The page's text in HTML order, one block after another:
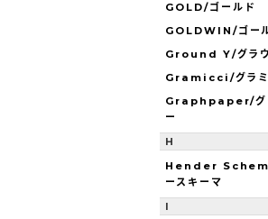
GOLD/ゴールド
GOLDWIN/ゴー
Ground Y/グラウ
Gramicci/グラミ
Graphpaper/グ
ー
H
Hender
ースキーマ
I